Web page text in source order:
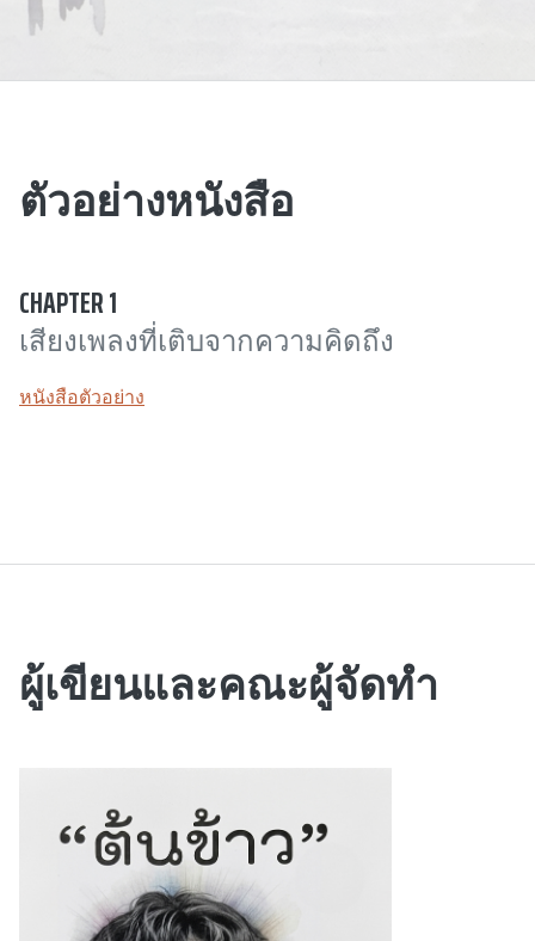
ตัวอย่างหนังสือ
CHAPTER 1
เสียงเพลงที่เติบจากความคิดถึง
หนังสือตัวอย่าง
ผู้เขียนและคณะผู้จัดทำ